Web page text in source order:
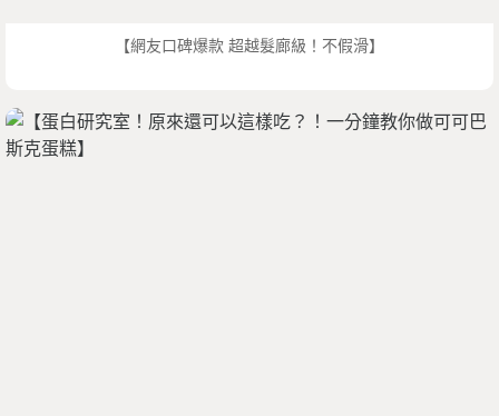
【網友口碑爆款 超越髮廊級！不假滑】